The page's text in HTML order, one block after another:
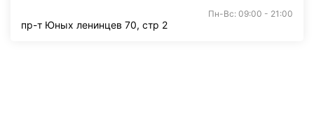
Пн-Вс: 09:00 - 21:00
пр-т Юных ленинцев 70, стр 2